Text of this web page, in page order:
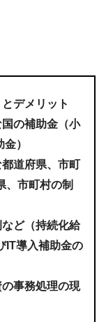
デメリット
の補助金（小
）
道府県、市町
、市町村の制
ど（持続化給
IT導入補助金の
事務処理の現